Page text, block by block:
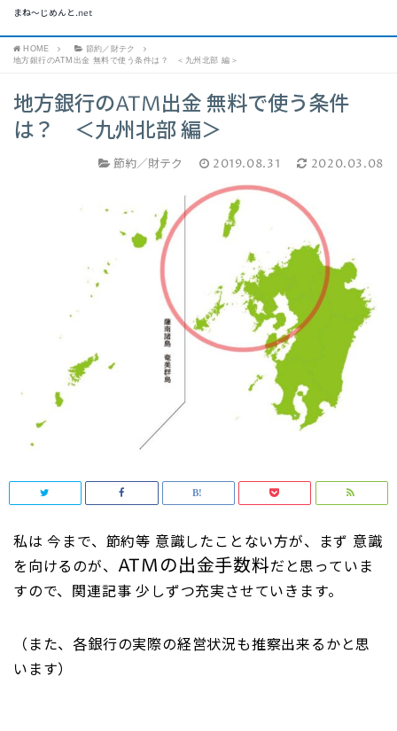
まね～じめんと.net
HOME
節約／財テク
地方銀行のATM出金 無料で使う条件は？ ＜九州北部 編＞
地方銀行のATM出金 無料で使う条件
は？ ＜九州北部 編＞
節約／財テク 2019.08.31 2020.03.08
私は 今まで、節約等 意識したことない方が、まず 意識
を向けるのが、 ATMの出金手数料だと思っていま
すので、関連記事 少しずつ充実させていきます。
（また、各銀行の実際の経営状況も推察出来るかと思
います）